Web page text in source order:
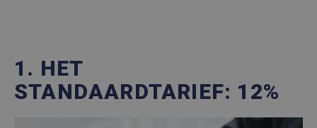
1. HET
STANDAARDTARIEF: 12%